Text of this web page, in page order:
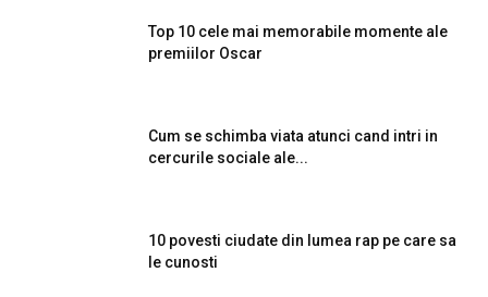
Top 10 cele mai memorabile momente ale
premiilor Oscar
Cum se schimba viata atunci cand intri in
cercurile sociale ale...
10 povesti ciudate din lumea rap pe care sa
le cunosti